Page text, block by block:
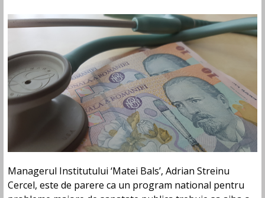
Managerul Institutului ‘Matei Bals’, Adrian Streinu
Cercel, este de parere ca un program national pentru